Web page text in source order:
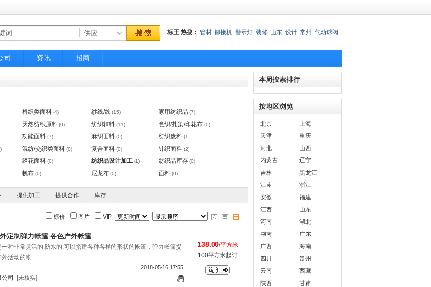
标王 热搜： 管材 铆接机 警示灯 装修 山东 设计 常州 气动球阀
司 资讯 招商
棉织类面料 (4) 纱线/线 (15) 家用纺织品 (7)
天然纺织原料 (0) 纺织辅料 (11) 色织/扎染/印花布 (0)
功能面料 (7) 麻织面料 (0) 纺织废料 (1)
混纺/交织类面料 (0) 复合面料 (0) 针织面料 (2)
绣花面料 (0) 纺织品设计加工 (1) 纺织品库存 (0)
帆布 (0) 尼龙布 (0) 面料 (0)
提供加工 提供合作 库存
标价 图片 VIP
定制弹力帐篷 各色户外帐篷
种非常灵活的,防水的,可以搭建各种各样的形状的帐篷，弹力帐篷提
外活动的帐
2018-05-16 17:55
司
[未核实]
138.00/平方米
100平方米起订
本周搜索排行
按地区浏览
北京
上海
天津
重庆
河北
山西
内蒙古
辽宁
吉林
黑龙江
江苏
浙江
安徽
福建
江西
山东
河南
湖北
湖南
广东
广西
海南
四川
贵州
云南
西藏
陕西
甘肃